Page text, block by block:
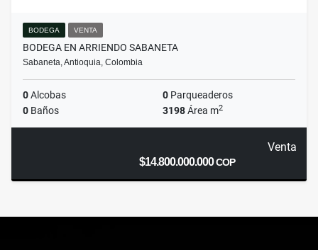
BODEGA VENTA
BODEGA EN ARRIENDO SABANETA
Sabaneta, Antioquia, Colombia
0Alcobas 0 Parqueaderos
0 Baños 3198Área m2
Venta
$14.800.000.000COP